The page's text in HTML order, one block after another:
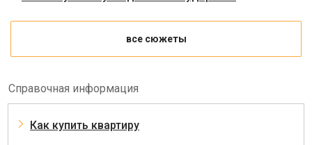
все сюжеты
Справочная информация
Как купить квартиру